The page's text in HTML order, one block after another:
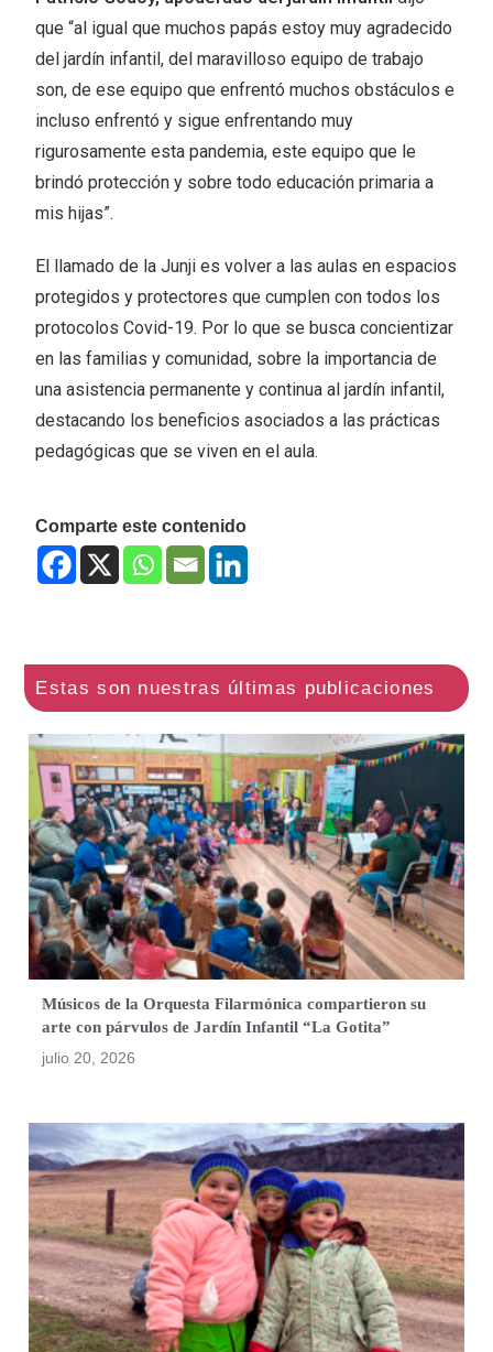
que “al igual que muchos papás estoy muy agradecido
del jardín infantil, del maravilloso equipo de trabajo
son, de ese equipo que enfrentó muchos obstáculos e
incluso enfrentó y sigue enfrentando muy
rigurosamente esta pandemia, este equipo que le
brindó protección y sobre todo educación primaria a
mis hijas”.
El llamado de la Junji es volver a las aulas en espacios
protegidos y protectores que cumplen con todos los
protocolos Covid-19. Por lo que se busca concientizar
en las familias y comunidad, sobre la importancia de
una asistencia permanente y continua al jardín infantil,
destacando los beneficios asociados a las prácticas
pedagógicas que se viven en el aula.
Comparte este contenido
Músicos de la Orquesta Filarmónica compartieron su
arte con párvulos de Jardín Infantil “La Gotita”
julio 20, 2026